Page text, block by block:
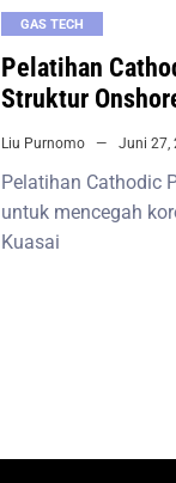
GAS TECH
Pelatihan
Struktur
Liu Purnomo Juni 27,
Pelatihan Cathodic
untuk mencegah
Kuasai